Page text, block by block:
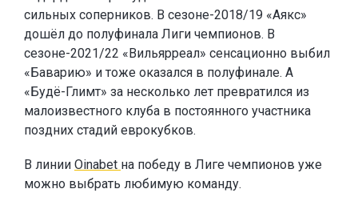
сильных соперников. В сезоне-2018/19 «Аякс»
дошёл до полуфинала Лиги чемпионов. В
сезоне-2021/22 «Вильярреал» сенсационно выбил
«Баварию» и тоже оказался в полуфинале. А
«Будё-Глимт» за несколько лет превратился из
малоизвестного клуба в постоянного участника
поздних стадий еврокубков.
В линии Oinabet на победу в Лиге чемпионов уже
можно выбрать любимую команду.